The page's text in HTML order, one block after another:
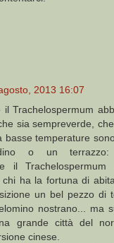
2013 16:07
il Trachelospermum
sia sempreverde,
basse temperature
o un
il
chi ha la fortuna di
un bel pezzo di
nostrano... ma
grande città del
cinese.